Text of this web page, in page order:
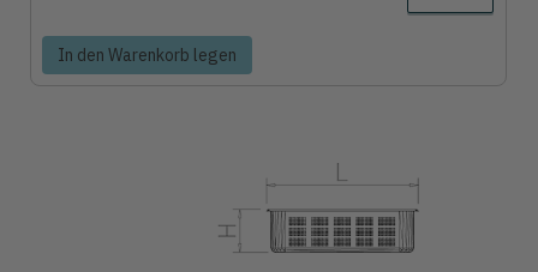
In den Warenkorb legen